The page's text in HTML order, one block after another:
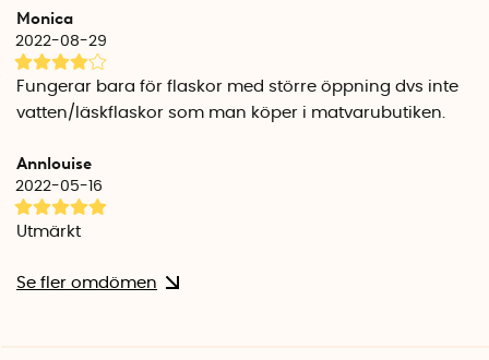
Efter användning kan du ta loss den löstagbara delen där
hållarna sitter. Lägg den i droppbrickan så kan du enkelt få
Vid behov kan du diska droppbrickan i diskmaskinen. Delen
Specifikationer
Bredd: 31 cm
Avstånd mellan hållarna: 5,7 cm
Monica
2022-08-29
Fungerar bara för flaskor med större öppning dvs inte
vatten/läskflaskor som man köper i matvarubutiken.
Annlouise
2022-05-16
Utmärkt
Se fler omdömen